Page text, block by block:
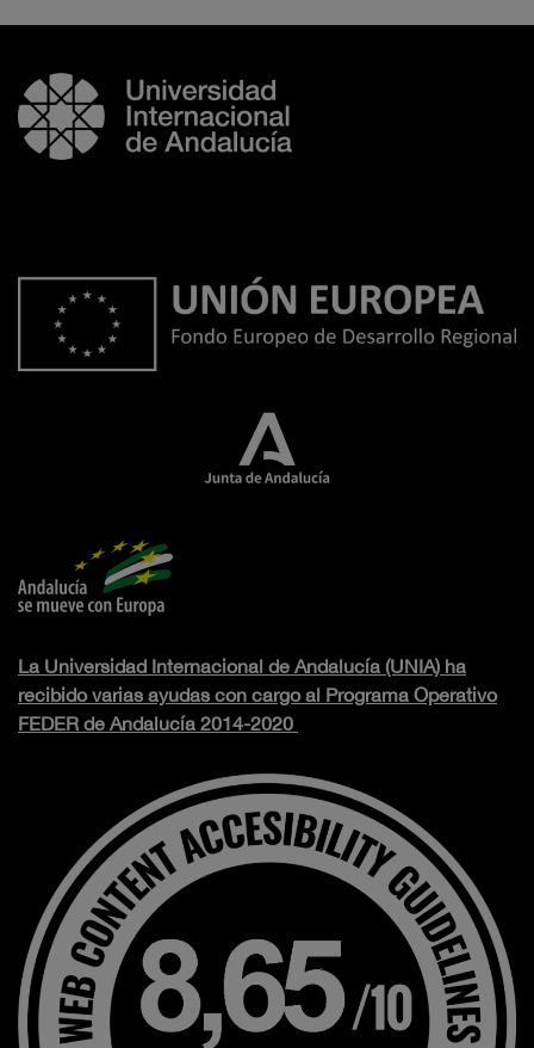
La Universidad Internacional de Andalucía (UNIA) ha
recibido varias ayudas con cargo al Programa Operativo
FEDER de Andalucía 2014-2020